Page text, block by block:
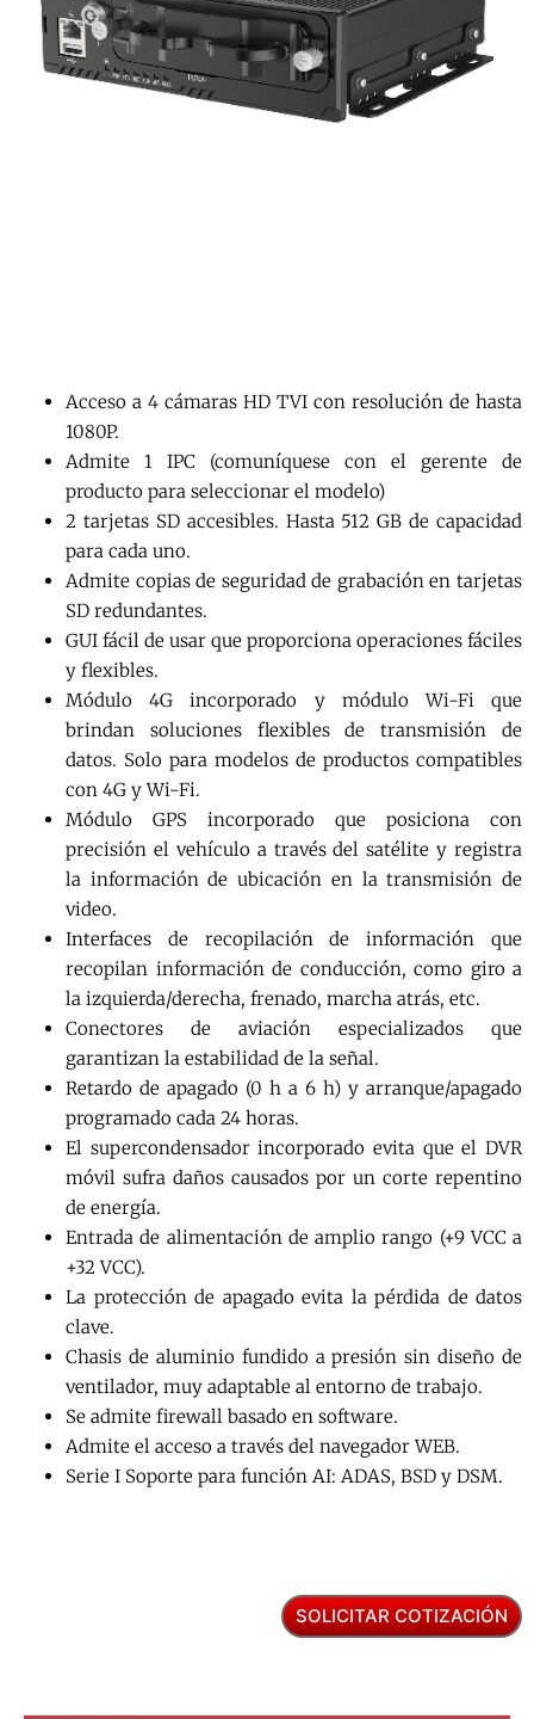
Acceso a 4 cámaras HD TVI con resolución de hasta
1080P.
Admite 1 IPC (comuníquese con el gerente de
producto para seleccionar el modelo)
2 tarjetas SD accesibles. Hasta 512 GB de capacidad
para cada uno.
Admite copias de seguridad de grabación en tarjetas
SD redundantes.
GUI fácil de usar que proporciona operaciones fáciles
y flexibles.
Módulo 4G incorporado y módulo Wi-Fi que
brindan soluciones flexibles de transmisión de
datos. Solo para modelos de productos compatibles
con 4G y Wi-Fi.
Módulo GPS incorporado que posiciona con
precisión el vehículo a través del satélite y registra
la información de ubicación en la transmisión de
video.
Interfaces de recopilación de información que
recopilan información de conducción, como giro a
la izquierda/derecha, frenado, marcha atrás, etc.
Conectores de aviación especializados que
garantizan la estabilidad de la señal.
Retardo de apagado (0 h a 6 h) y arranque/apagado
programado cada 24 horas.
El supercondensador incorporado evita que el DVR
móvil sufra daños causados ​​por un corte repentino
de energía.
Entrada de alimentación de amplio rango (+9 VCC a
+32 VCC).
La protección de apagado evita la pérdida de datos
clave.
Chasis de aluminio fundido a presión sin diseño de
ventilador, muy adaptable al entorno de trabajo.
Se admite firewall basado en software.
Admite el acceso a través del navegador WEB.
Serie I Soporte para función AI: ADAS, BSD y DSM.
SOLICITAR COTIZACIÓN